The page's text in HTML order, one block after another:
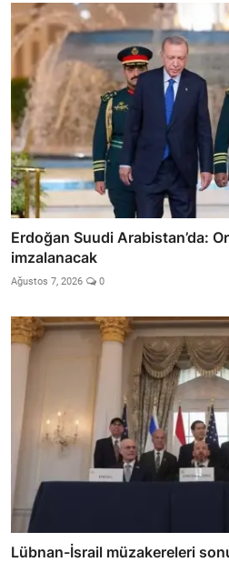
Erdoğan Suudi Arabistan’da:
imzalanacak
Ağustos 7, 2026 0
Lübnan-İsrail müzakereleri